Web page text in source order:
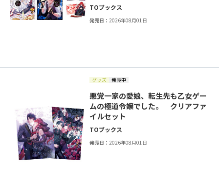
TOブックス
発売日：2026年08月01日
グッズ 発売中
悪党一家の愛娘、転生先も乙女ゲー
ムの極道令嬢でした。 クリアファ
イルセット
TOブックス
発売日：2026年08月01日